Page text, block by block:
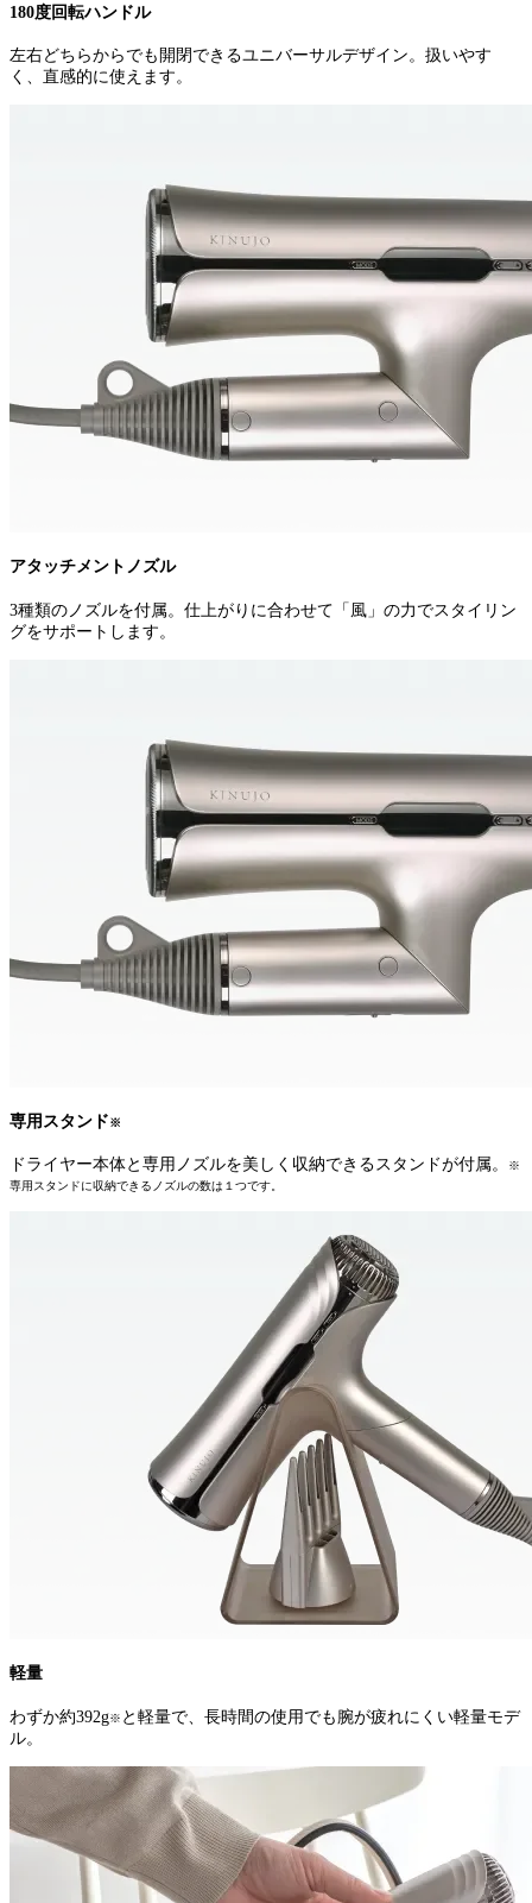
180度回転ハンドル
左右どちらからでも開閉できるユニバーサルデザイン。扱いやす
く、直感的に使えます。
アタッチメントノズル
3種類のノズルを付属。仕上がりに合わせて「風」の力でスタイリン
グをサポートします。
専用スタンド※
ドライヤー本体と専用ノズルを美しく収納できるスタンドが付属。
※
専用スタンドに収納できるノズルの数は１つです。
軽量
わずか約392g※ と軽量で、長時間の使用でも腕が疲れにくい軽量モデ
ル。